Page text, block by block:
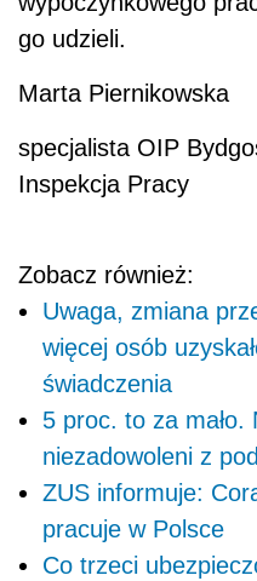
go udzieli.
Marta Piernikowska
specjalista OIP
Inspekcja Pracy
Zobacz również:
Uwaga, zmiana
więcej osób
świadczenia
5 proc. to za mało.
niezadowoleni z
ZUS informuje:
pracuje w Polsce
Co trzeci